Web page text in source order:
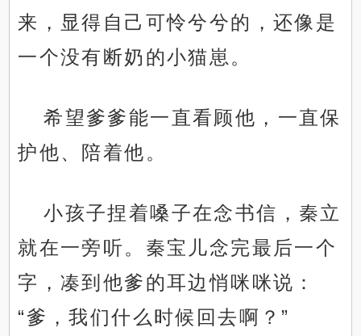
来，显得自己可怜兮兮的，还像是
一个没有断奶的小猫崽。
希望爹爹能一直看顾他，一直保
护他、陪着他。
小孩子捏着嗓子在念书信，秦立
就在一旁听。秦宝儿念完最后一个
字，凑到他爹的耳边悄咪咪说：
“爹，我们什么时候回去啊？”